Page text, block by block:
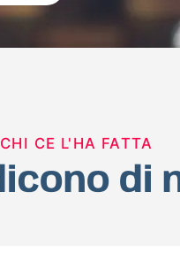
CE L'HA FATTA
di